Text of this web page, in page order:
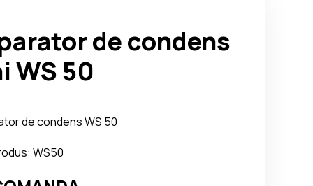
de condens
WS 50
de condens WS 50
WS50